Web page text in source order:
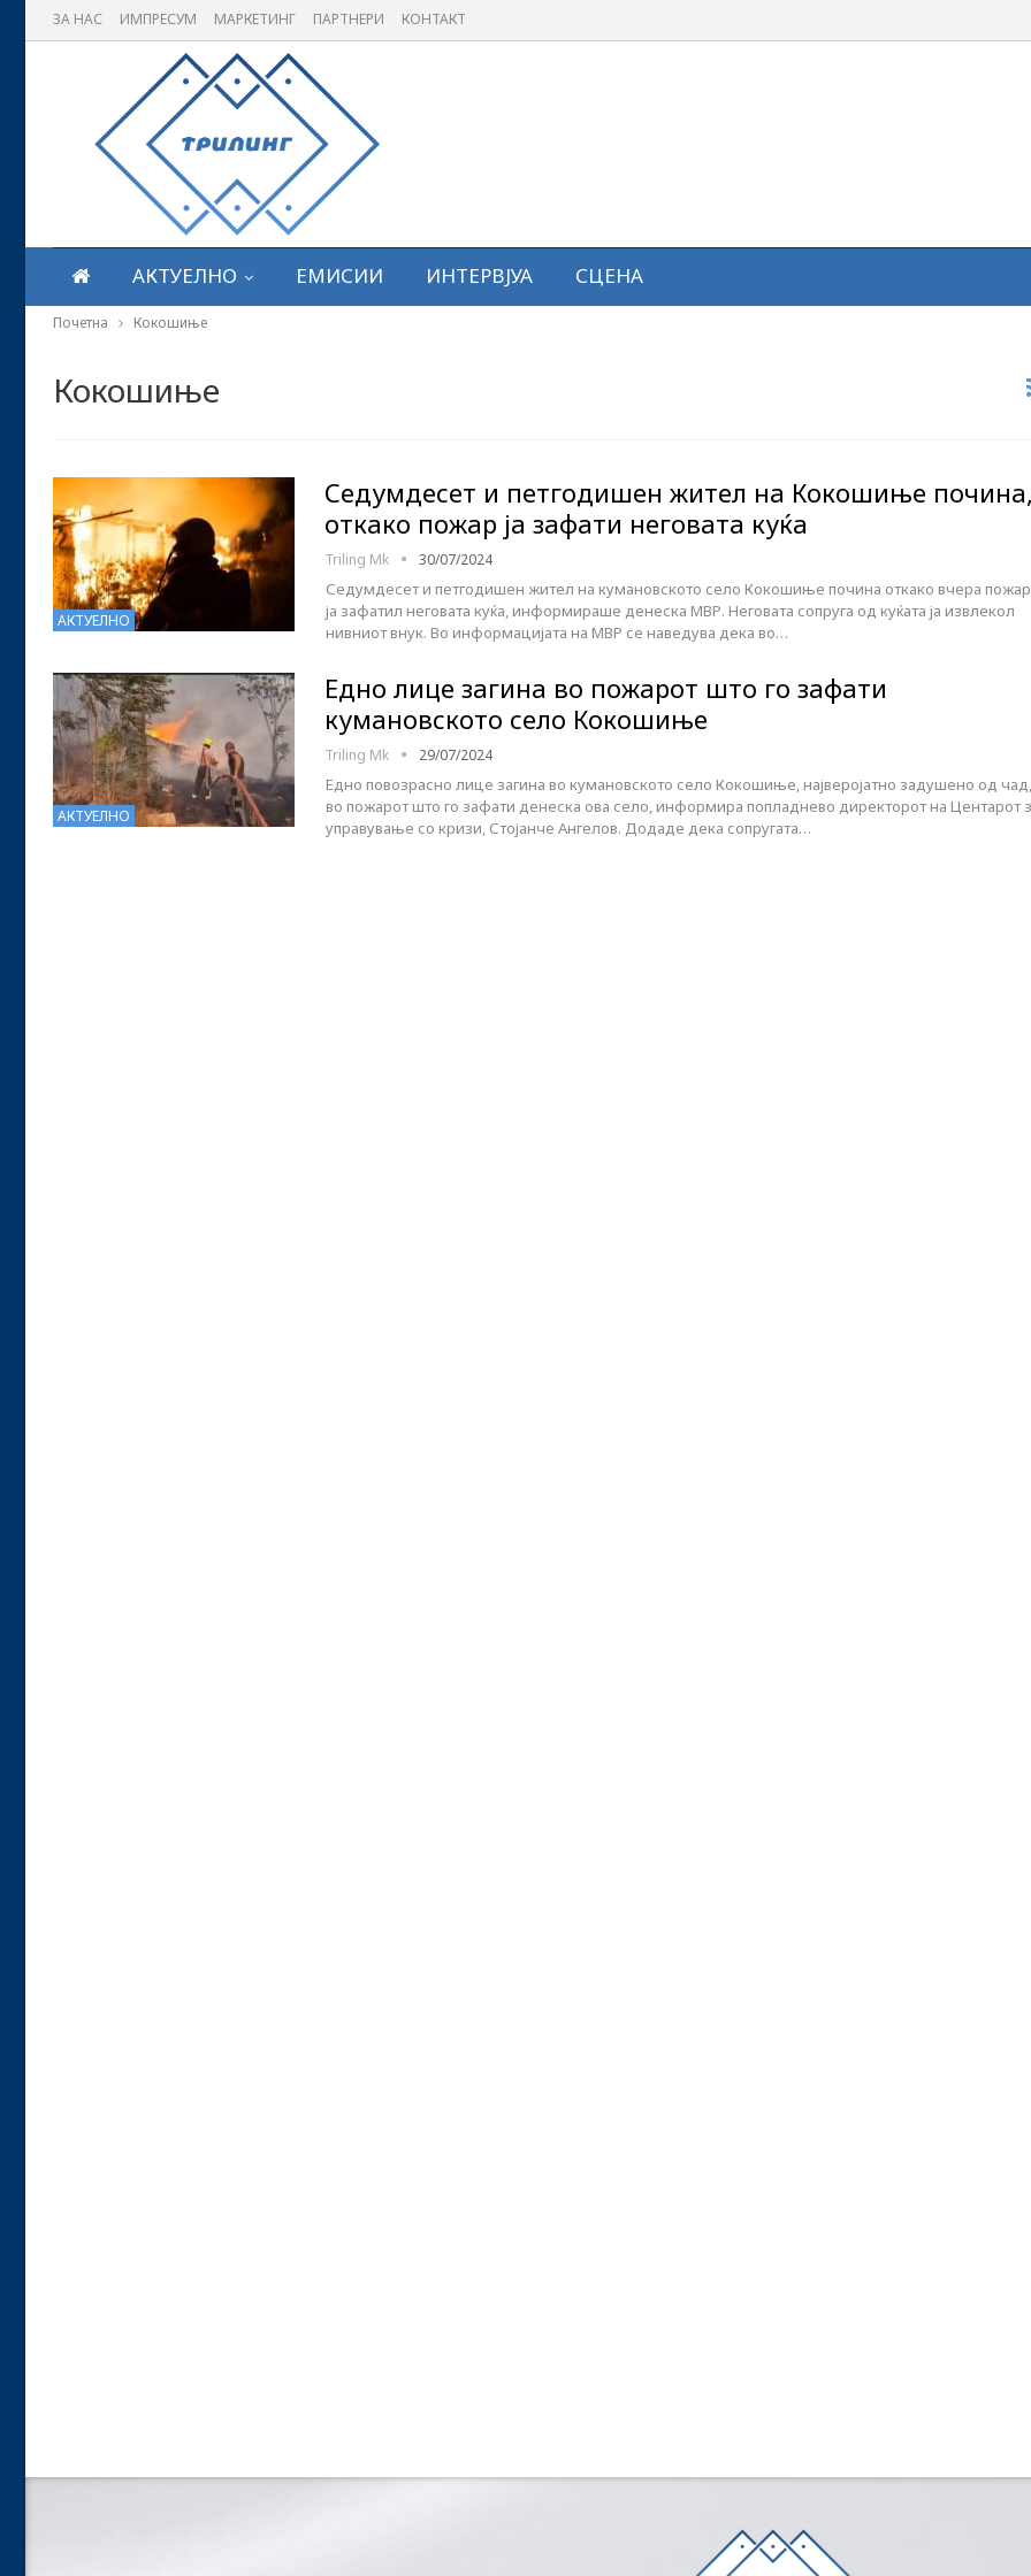
ЗА НАС ИМПРЕСУМ МАРКЕТИНГ ПАРТНЕРИ КОНТАКТ
АКТУЕЛНО ЕМИСИИ ИНТЕРВЈУА СЦЕНА
Почетна Кокошиње
Кокошиње
АКТУЕЛНО
Седумдесет и петгодишен жител на Кокошиње
откако пожар ја зафати неговата куќа
Triling Mk 30/07/2024
Седумдесет и петгодишен жител на кумановското село Кокошиње почина откако вчера пожар
ја зафатил неговата куќа, информираше денеска МВР. Неговата сопруга од куќата ја извлекол
нивниот внук. Во информацијата на МВР се наведува дека во…
АКТУЕЛНО
Едно лице загина во пожарот што го зафати
кумановското село Кокошиње
Triling Mk 29/07/2024
Едно повозрасно лице загина во кумановското село Кокошиње, најверојатно задушено од чад,
во пожарот што го зафати денеска ова село, информира попладнево директорот на Центарот
управување со кризи, Стојанче Ангелов. Додаде дека сопругата…